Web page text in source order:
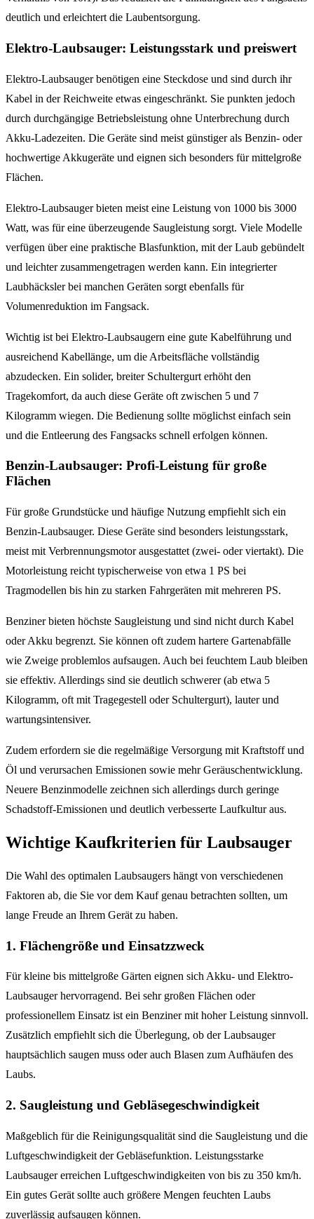
deutlich und erleichtert die Laubentsorgung.
Elektro-Laubsauger: Leistungsstark und preiswert
Elektro-Laubsauger benötigen eine Steckdose und sind durch ihr
Kabel in der Reichweite etwas eingeschränkt. Sie punkten jedoch
durch durchgängige Betriebsleistung ohne Unterbrechung durch
Akku-Ladezeiten. Die Geräte sind meist günstiger als Benzin- oder
hochwertige Akkugeräte und eignen sich besonders für mittelgroße
Flächen.
Elektro-Laubsauger bieten meist eine Leistung von 1000 bis 3000
Watt, was für eine überzeugende Saugleistung sorgt. Viele Modelle
verfügen über eine praktische Blasfunktion, mit der Laub gebündelt
und leichter zusammengetragen werden kann. Ein integrierter
Laubhäcksler bei manchen Geräten sorgt ebenfalls für
Volumenreduktion im Fangsack.
Wichtig ist bei Elektro-Laubsaugern eine gute Kabelführung und
ausreichend Kabellänge, um die Arbeitsfläche vollständig
abzudecken. Ein solider, breiter Schultergurt erhöht den
Tragekomfort, da auch diese Geräte oft zwischen 5 und 7
Kilogramm wiegen. Die Bedienung sollte möglichst einfach sein
und die Entleerung des Fangsacks schnell erfolgen können.
Benzin-Laubsauger: Profi-Leistung für große
Flächen
Für große Grundstücke und häufige Nutzung empfiehlt sich ein
Benzin-Laubsauger. Diese Geräte sind besonders leistungsstark,
meist mit Verbrennungsmotor ausgestattet (zwei- oder viertakt). Die
Motorleistung reicht typischerweise von etwa 1 PS bei
Tragmodellen bis hin zu starken Fahrgeräten mit mehreren PS.
Benziner bieten höchste Saugleistung und sind nicht durch Kabel
oder Akku begrenzt. Sie können oft zudem hartere Gartenabfälle
wie Zweige problemlos aufsaugen. Auch bei feuchtem Laub bleiben
sie effektiv. Allerdings sind sie deutlich schwerer (ab etwa 5
Kilogramm, oft mit Tragegestell oder Schultergurt), lauter und
wartungsintensiver.
Zudem erfordern sie die regelmäßige Versorgung mit Kraftstoff und
Öl und verursachen Emissionen sowie mehr Geräuschentwicklung.
Neuere Benzinmodelle zeichnen sich allerdings durch geringe
Schadstoff-Emissionen und deutlich verbesserte Laufkultur aus.
Wichtige Kaufkriterien für Laubsauger
Die Wahl des optimalen Laubsaugers hängt von verschiedenen
Faktoren ab, die Sie vor dem Kauf genau betrachten sollten, um
lange Freude an Ihrem Gerät zu haben.
1. Flächengröße und Einsatzzweck
Für kleine bis mittelgroße Gärten eignen sich Akku- und Elektro-
Laubsauger hervorragend. Bei sehr großen Flächen oder
professionellem Einsatz ist ein Benziner mit hoher Leistung sinnvoll.
Zusätzlich empfiehlt sich die Überlegung, ob der Laubsauger
hauptsächlich saugen muss oder auch Blasen zum Aufhäufen des
Laubs.
2. Saugleistung und Gebläsegeschwindigkeit
Maßgeblich für die Reinigungsqualität sind die Saugleistung und die
Luftgeschwindigkeit der Gebläsefunktion. Leistungsstarke
Laubsauger erreichen Luftgeschwindigkeiten von bis zu 350 km/h.
Ein gutes Gerät sollte auch größere Mengen feuchten Laubs
zuverlässig aufsaugen können.